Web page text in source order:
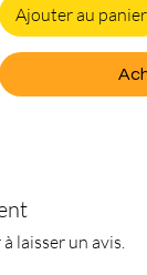
Ajouter au panier
laisser un avis.